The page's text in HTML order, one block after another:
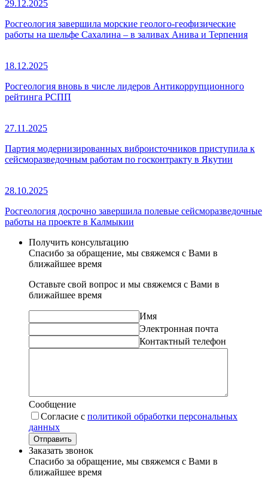
29.12.2025
Росгеология завершила морские геолого-геофизические
работы на шельфе Сахалина – в заливах Анива и Терпения
18.12.2025
Росгеология вновь в числе лидеров Антикоррупционного
рейтинга РСПП
27.11.2025
Партия модернизированных виброисточников приступила к
сейсморазведочным работам по госконтракту в Якутии
28.10.2025
Росгеология досрочно завершила полевые сейсморазведочные
работы на проекте в Калмыкии
Получить консультацию
Спасибо за обращение, мы свяжемся с Вами в
ближайшее время
Оставьте свой вопрос и мы свяжемся с Вами в
ближайшее время
Имя
Электронная почта
Контактный телефон
Сообщение
Согласие с политикой обработки персональных
данных
Отправить
Заказать звонок
Спасибо за обращение, мы свяжемся с Вами в
ближайшее время